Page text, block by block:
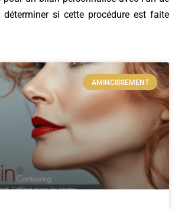
si cette procédure est faite
AMINCISSEMENT